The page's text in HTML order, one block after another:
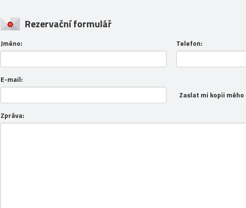
Rezervační formulář
Jméno: Telefon:
E-mail:
Zaslat mi kopii
Zpráva: